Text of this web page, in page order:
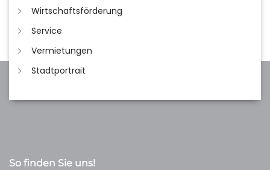
Wirtschaftsförderung
Service
Vermietungen
Stadtportrait
So finden Sie uns!